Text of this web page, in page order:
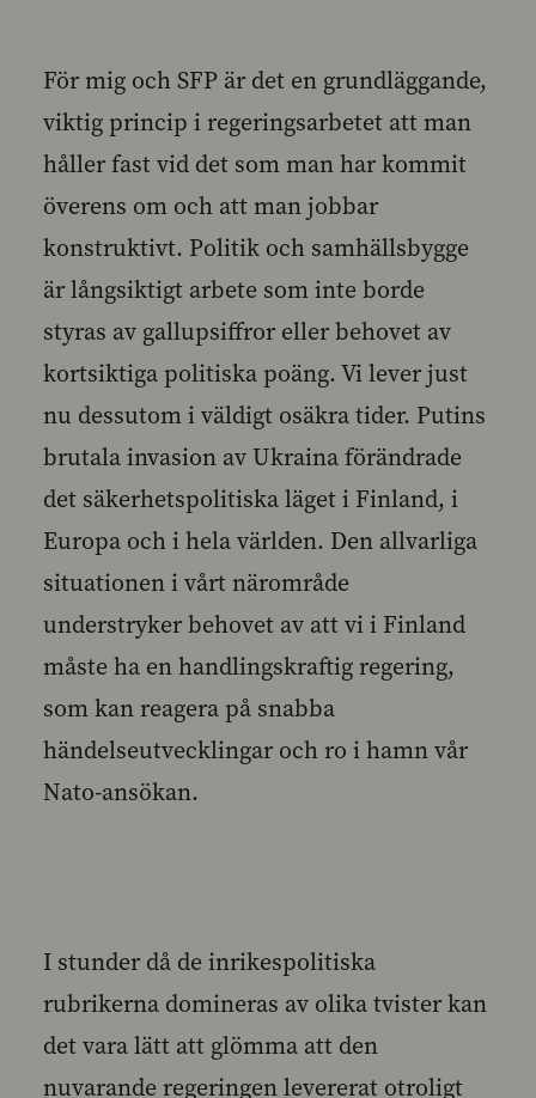
För mig och SFP är det en grundläggande,
viktig princip i regeringsarbetet att man
håller fast vid det som man har kommit
överens om och att man jobbar
konstruktivt. Politik och samhällsbygge
är långsiktigt arbete som inte borde
styras av gallupsiffror eller behovet av
kortsiktiga politiska poäng. Vi lever just
nu dessutom i väldigt osäkra tider. Putins
brutala invasion av Ukraina förändrade
det säkerhetspolitiska läget i Finland, i
Europa och i hela världen. Den allvarliga
situationen i vårt närområde
understryker behovet av att vi i Finland
måste ha en handlingskraftig regering,
som kan reagera på snabba
händelseutvecklingar och ro i hamn vår
Nato-ansökan.
I stunder då de inrikespolitiska
rubrikerna domineras av olika tvister kan
det vara lätt att glömma att den
nuvarande regeringen levererat otroligt